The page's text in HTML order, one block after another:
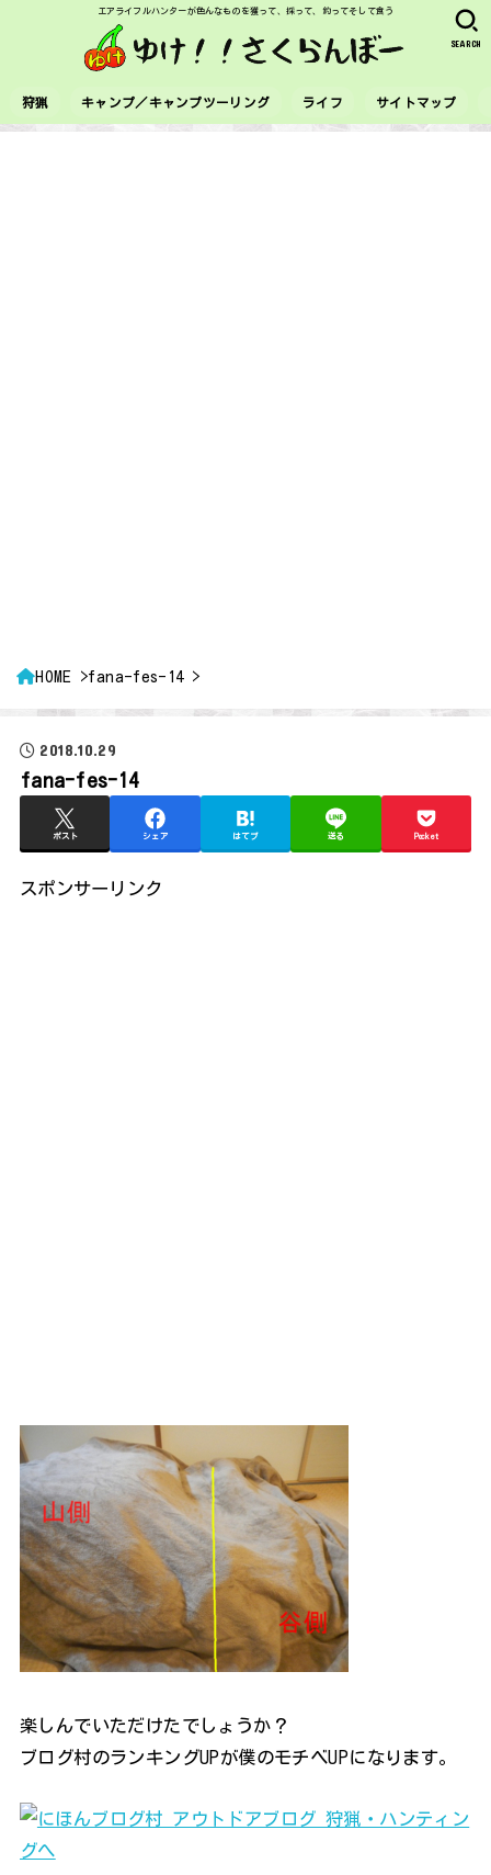
エアライフルハンターが色んなものを獲って、採って、釣ってそして食う
狩猟 キャンプ／キャンプツーリング ライフ サイトマップ
SEARCH
HOME fana-fes-14
2018.10.29
fana-fes-14
ポスト シェア はてブ 送る Pocket
スポンサーリンク
楽しんでいただけたでしょうか？
ブログ村のランキングUPが僕のモチベUPになります。